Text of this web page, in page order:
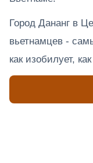
Город Дананг в
вьетнамцев -
как изобилует,
пребывающими
современными